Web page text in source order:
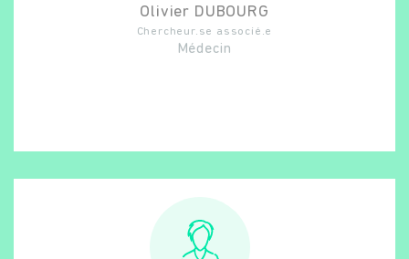
Olivier DUBOURG
Chercheur.se associé.e
Médecin